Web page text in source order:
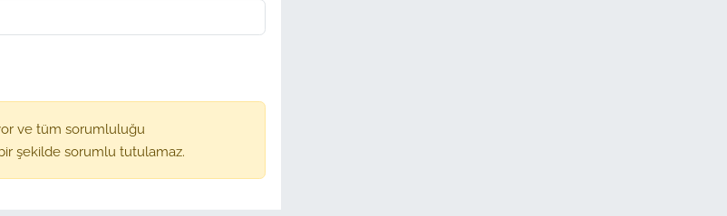
ve tüm sorumluluğu
şekilde sorumlu tutulamaz.